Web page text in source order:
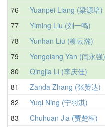
76 Yuanpei Liang (梁源培)
77 Yiming Liu (刘一鸣)
78 Yunhan Liu (柳云瀚)
79 Yongqiang Yan (闫永强)
80 Qingjia Li (李庆佳)
81 Zanda Zhang (张赞达)
82 Yuqi Ning (宁羽淇)
83 Chuhuan Jia (贾楚桓)